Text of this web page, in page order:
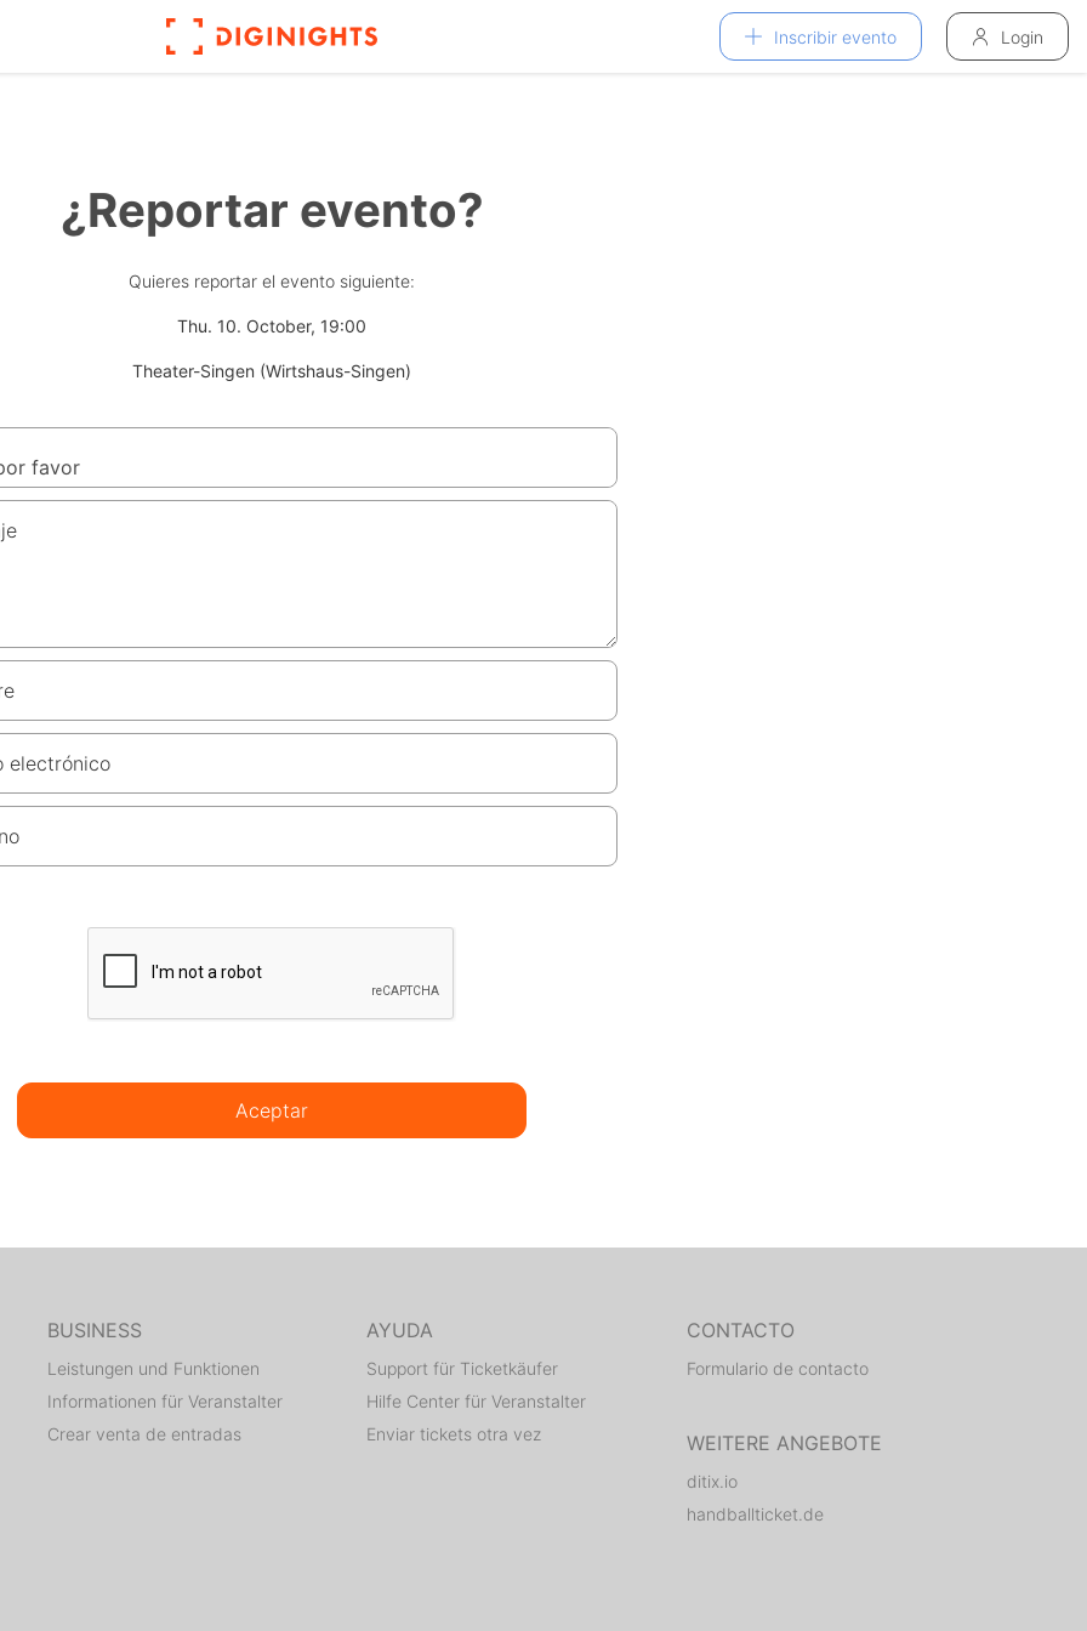
Inscribir evento Login
¿Reportar evento?
Quieres reportar el evento siguiente:
Thu. 10. October, 19:00
Theater-Singen (Wirtshaus-Singen)
electrónico
Aceptar
BUSINESS
Leistungen und Funktionen
Informationen für Veranstalter
Crear venta de entradas
AYUDA
Support für Ticketkäufer
Hilfe Center für Veranstalter
Enviar tickets otra vez
CONTACTO
Formulario de contacto
WEITERE ANGEBOTE
ditix.io
handballticket.de